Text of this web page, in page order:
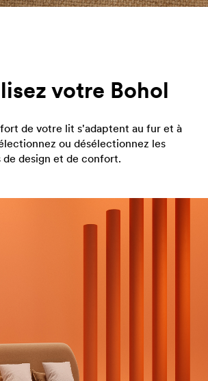
votre Bohol
de votre lit s'adaptent au fur et à
ou désélectionnez les
design et de confort.